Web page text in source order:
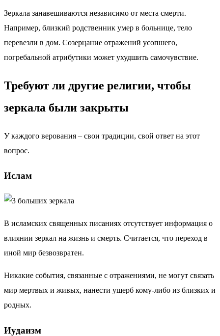
Зеркала занавешиваются независимо от места смерти.
Например, близкий родственник умер в больнице, тело
перевезли в дом. Созерцание отражений усопшего,
погребальной атрибутики может ухудшить самочувствие.
Требуют ли другие религии, чтобы
зеркала были закрыты
У каждого верования – свои традиции, свой ответ на этот
вопрос.
Ислам
В исламских священных писаниях отсутствует информация о
влиянии зеркал на жизнь и смерть. Считается, что переход в
иной мир безвозвратен.
Никакие события, связанные с отражениями, не могут связать
мир мертвых и живых, нанести ущерб кому-либо из близких и
родных.
Иудаизм